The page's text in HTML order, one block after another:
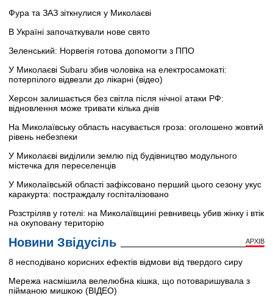
Фура та ЗАЗ зіткнулися у Миколаєві
В Україні започаткували нове свято
Зеленський: Норвегія готова допомогти з ППО
У Миколаєві Subaru збив чоловіка на електросамокаті:
потерпілого відвезли до лікарні (відео)
Херсон залишається без світла після нічної атаки РФ:
відновлення може тривати кілька днів
На Миколаївську область насувається гроза: оголошено жовтий
рівень небезпеки
У Миколаєві виділили землю під будівництво модульного
містечка для переселенців
У Миколаївській області зафіксовано перший цього сезону укус
каракурта: постраждалу госпіталізовано
Розстріляв у готелі: на Миколаївщині ревнивець убив жінку і втік
на окуповану територію
Новини Звідусіль АРХІВ
8 несподівано корисних ефектів відмови від твердого сиру
Мережа насмішила велелюбна кішка, що потоваришувала з
пійманою мишкою (ВІДЕО)